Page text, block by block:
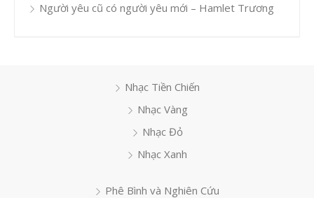
Người yêu cũ có người yêu mới – Hamlet Trương
Nhạc Tiền Chiến
Nhạc Vàng
Nhạc Đỏ
Nhạc Xanh
Phê Bình và Nghiên Cứu